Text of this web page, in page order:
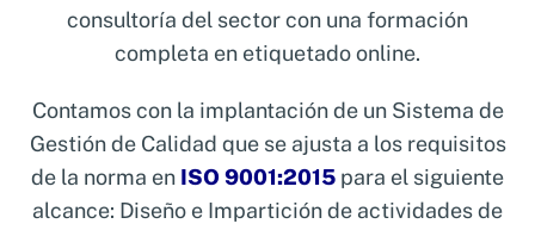
consultoría del sector con una formación
completa en etiquetado online.
Contamos con la implantación de un Sistema de
Gestión de Calidad que se ajusta a los requisitos
de la norma en ISO 9001:2015 para el siguiente
alcance: Diseño e Impartición de actividades de